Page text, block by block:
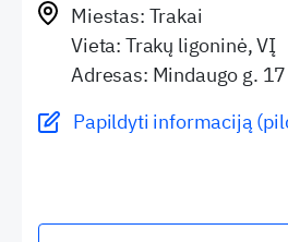
Miestas: Trakai
Vieta: Trakų ligoninė, VĮ
Adresas: Mindaugo g. 17
Papildyti informaciją